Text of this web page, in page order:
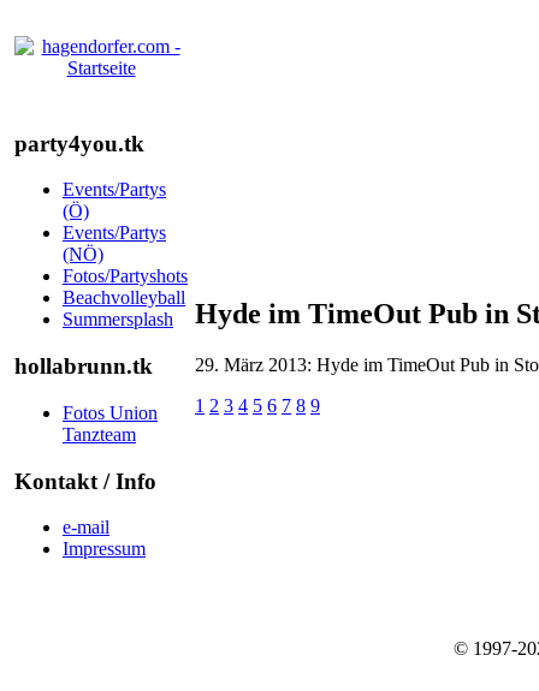
party4you.tk
Events/Partys
(Ö)
Events/Partys
(NÖ)
Fotos/Partyshots
Beachvolleyball
Summersplash
hollabrunn.tk
Fotos Union
Tanzteam
Kontakt / Info
e-mail
Impressum
Hyde im TimeOut Pub in
29. März 2013: Hyde im TimeOut Pub in
1 2 3 4 5 6 7 8 9
© 1997-